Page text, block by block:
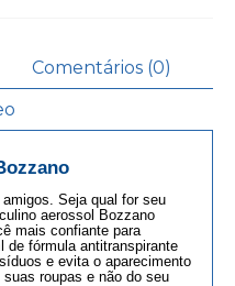
Comentários (0)
Seja qual for seu
aerossol Bozzano
mais confiante para
de fórmula antitranspirante
e evita o aparecimento
roupas e não do seu